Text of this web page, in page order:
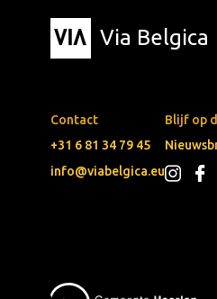
Via Belgica
Contact
+31 6 81 34 79 45
info@viabelgica.eu
Blijf op